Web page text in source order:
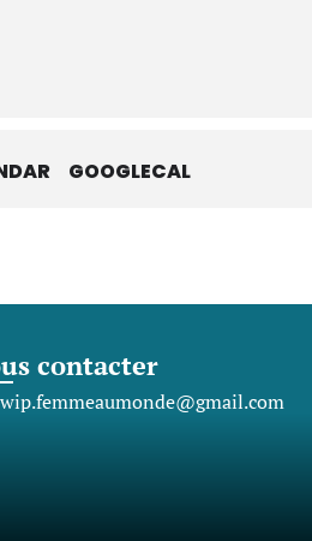
GOOGLECAL
contacter
wip.femmeaumonde@gmail.com